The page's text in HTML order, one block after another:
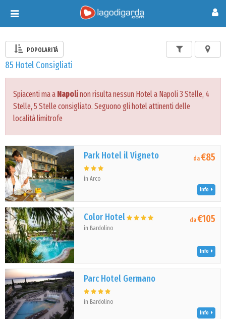
Toggle
navigation
POPOLARITÀ
85 Hotel Consigliati
Spiacenti ma a Napolinon risulta nessun Hotel a Napoli 3 Stelle, 4
Stelle, 5 Stelle consigliato. Seguono gli hotel attinenti delle
località limitrofe
Park Hotel il Vigneto
in Arco
da€85
Info
Color Hotel
in Bardolino
da€105
Info
Parc Hotel Germano
in Bardolino
Info